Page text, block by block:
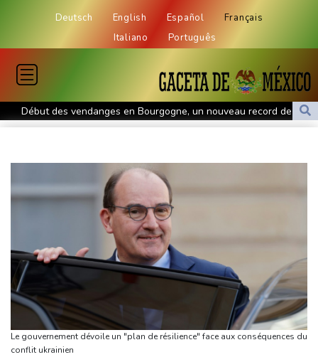
Deutsch English Español
Français
Italiano
Português
Début des vendanges en Bourgogne, un nouveau record de
précocité
contre les sargasses
Pour les Afro-Américains de Memphis, voter pour exister dans un
Etat à la carte électorale redessinée
Arrêter la guerre en Ukraine ? Le parti russe d'opposition Iabloko
y croit
Lise Klaveness, l'anti-Infantino canal historique
Indemnité carburant pour "grands rouleurs": la date limite de
dépôt reportée à fin août
"Je ne voulais pas me voir dans les miroirs": l'impact
psychologique de la reconstruction mammaire
Le gouvernement dévoile un "plan de résilience" face aux conséquences du
conflit ukrainien